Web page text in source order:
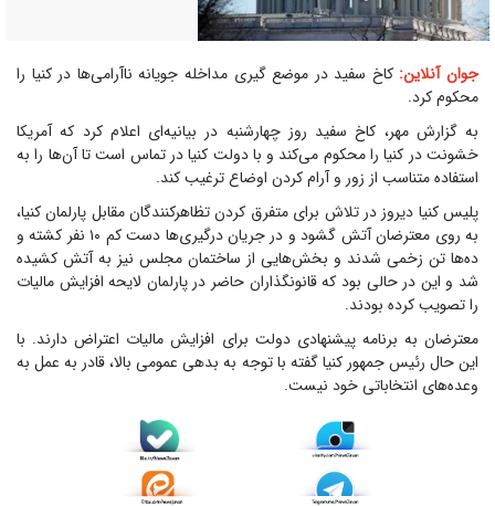
جوان آنلاین: کاخ سفید در موضع گیری مداخله جویانه ناآرامی‌ها در کنیا را
محکوم کرد.
به گزارش مهر، کاخ سفید روز چهارشنبه در بیانیه‌ای اعلام کرد که آمریکا
خشونت در کنیا را محکوم می‌کند و با دولت کنیا در تماس است تا آن‌ها را به
استفاده متناسب از زور و آرام کردن اوضاع ترغیب کند.
پلیس کنیا دیروز در تلاش برای متفرق کردن تظاهرکنندگان مقابل پارلمان کنیا،
به روی معترضان آتش گشود و در جریان درگیری‌ها دست کم ۱۰ نفر کشته و
ده‌ها تن زخمی شدند و بخش‌هایی از ساختمان مجلس نیز به آتش کشیده
شد و این در حالی بود که قانونگذاران حاضر در پارلمان لایحه افزایش مالیات
را تصویب کرده بودند.
معترضان به برنامه پیشنهادی دولت برای افزایش مالیات اعتراض دارند. با
این حال رئیس جمهور کنیا گفته با توجه به بدهی عمومی بالا، قادر به عمل به
وعده‌های انتخاباتی خود نیست.